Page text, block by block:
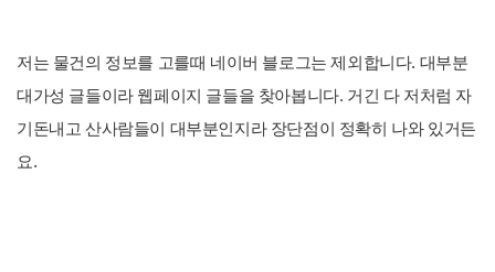
저는 물건의 정보를 고를때 네이버 블로그는 제외합니다. 대부분
대가성 글들이라 웹페이지 글들을 찾아봅니다. 거긴 다 저처럼 자
기돈내고 산사람들이 대부분인지라 장단점이 정확히 나와 있거든
요.